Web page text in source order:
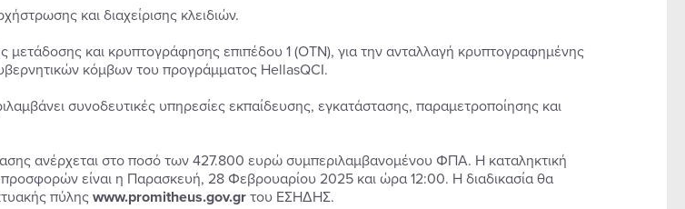
και διαχείρισης κλειδιών.
μετάδοσης και κρυπτογράφησης επιπέδου 1 (ΟΤΝ), για την ανταλλαγή κρυπτογραφημένης
κόμβων του προγράμματος HellasQCI.
συνοδευτικές υπηρεσίες εκπαίδευσης, εγκατάστασης, παραμετροποίησης και
ανέρχεται στο ποσό των 427.800 ευρώ συμπεριλαμβανομένου ΦΠΑ. Η καταληκτική
είναι η Παρασκευή, 28 Φεβρουαρίου 2025 και ώρα 12:00. Η διαδικασία θα
πύληςwww.promitheus.gov.grτου ΕΣΗΔΗΣ.